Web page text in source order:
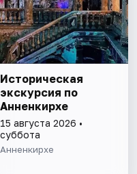
Историческая
экскурсия по
Анненкирхе
15 августа 2026 •
суббота
Анненкирхе